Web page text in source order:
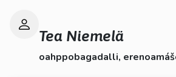
Tea Niemelä
oahppobagadalli,